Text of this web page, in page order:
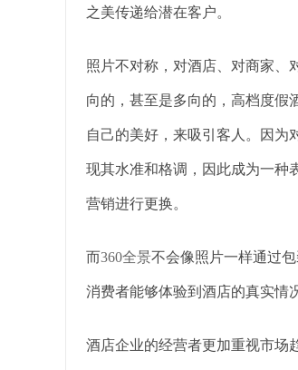
之美传递给潜在客户。
照片不对称，对酒店、对商家、
向的，甚至是多向的，高档度假
自己的美好，来吸引客人。因为
现其水准和格调，因此成为一种
营销进行更换。
而360全景不会像照片一样通过
消费者能够体验到酒店的真实情
酒店企业的经营者更加重视市场